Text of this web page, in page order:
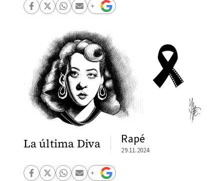
La última Diva Rapé
29.11.2024